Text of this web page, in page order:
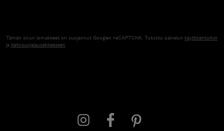
Tämän sivun lomakkeet on suojannut Googlen reCAPTCHA. Tutustu palvelun käyttöehtoihin
jatietosuojalausekkeeseen